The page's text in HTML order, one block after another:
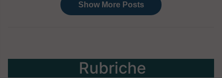
Rubriche